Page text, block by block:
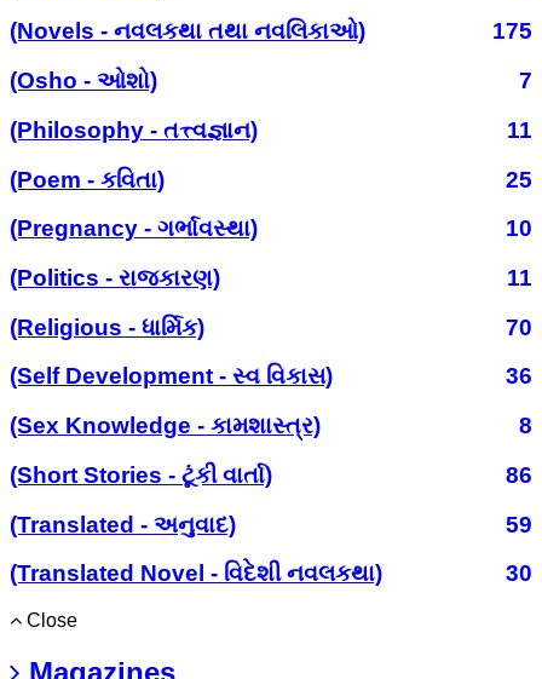
(Novels - નવલકથા તથા નવલિકાઓ)
175
(Osho - ઓશો)
7
(Philosophy - તત્ત્વજ્ઞાન)
11
(Poem - કવિતા)
25
(Pregnancy - ગર્ભાવસ્થા)
10
(Politics - રાજકારણ)
11
(Religious - ધાર્મિક)
70
(Self Development - સ્વ વિકાસ)
36
(Sex Knowledge - કામશાસ્ત્ર)
8
(Short Stories - ટૂંકી વાર્તા)
86
(Translated - અનુવાદ)
59
(Translated Novel - વિદેશી નવલકથા)
30
Close
Magazines